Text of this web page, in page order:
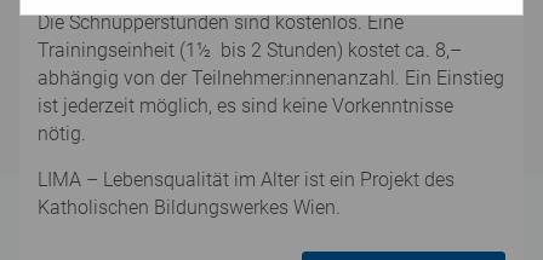
Die Schnupperstunden sind kostenlos. Eine
Trainingseinheit (1½ bis 2 Stunden) kostet ca. 8,–
abhängig von der Teilnehmer:innenanzahl. Ein Einstieg
ist jederzeit möglich, es sind keine Vorkenntnisse
nötig.
LIMA – Lebensqualität im Alter ist ein Projekt des
Katholischen Bildungswerkes Wien.